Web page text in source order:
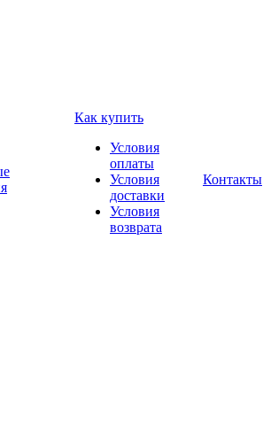
Как купить
Условия
оплаты
Условия
доставки
Условия
возврата
Контакты